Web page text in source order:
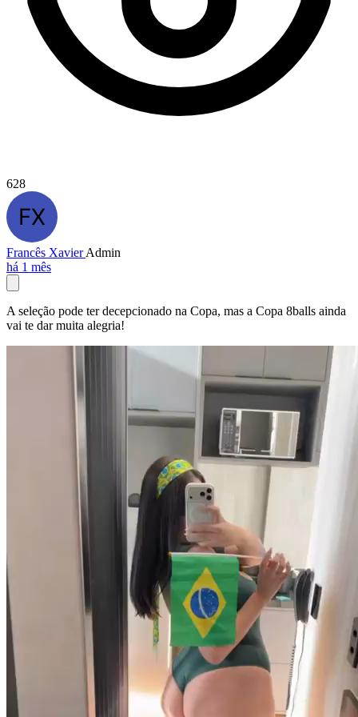
628
Francês XavierAdmin
há 1 mês
A seleção pode ter decepcionado na Copa, mas a Copa 8balls ainda
vai te dar muita alegria!